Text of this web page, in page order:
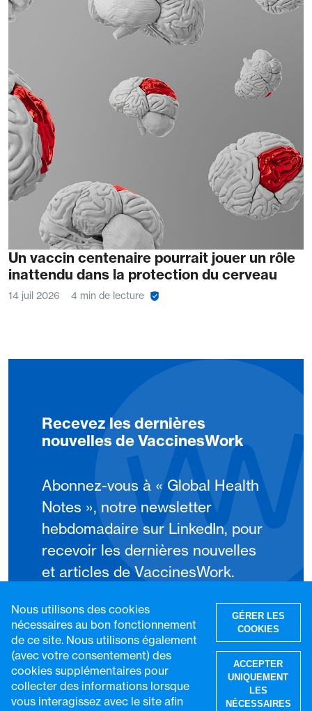
Un vaccin centenaire pourrait jouer un rôle
inattendu dans la protection du cerveau
14 juil 2026 4 min de lecture
Recevez les dernières
nouvelles de VaccinesWork
Abonnez-vous à « Global Health
Notes », notre newsletter
hebdomadaire sur LinkedIn, pour
recevoir les dernières nouvelles
et articles de VaccinesWork.
S'abonner
Nous utilisons des cookies
nécessaires au bon fonctionnement
de ce site. Nous utilisons également
(avec votre consentement) des
cookies supplémentaires pour
collecter des informations lorsque
vous interagissez avec le site afin
GÉRER LES
COOKIES
ACCEPTER
UNIQUEMENT
LES
NÉCESSAIRES